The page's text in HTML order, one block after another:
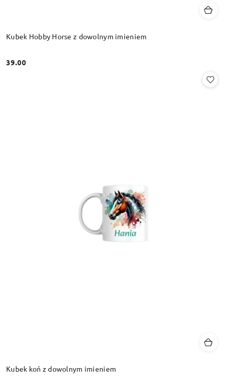
Kubek Hobby Horse z dowolnym imieniem
Cena:
39.00
Kubek koń z dowolnym imieniem